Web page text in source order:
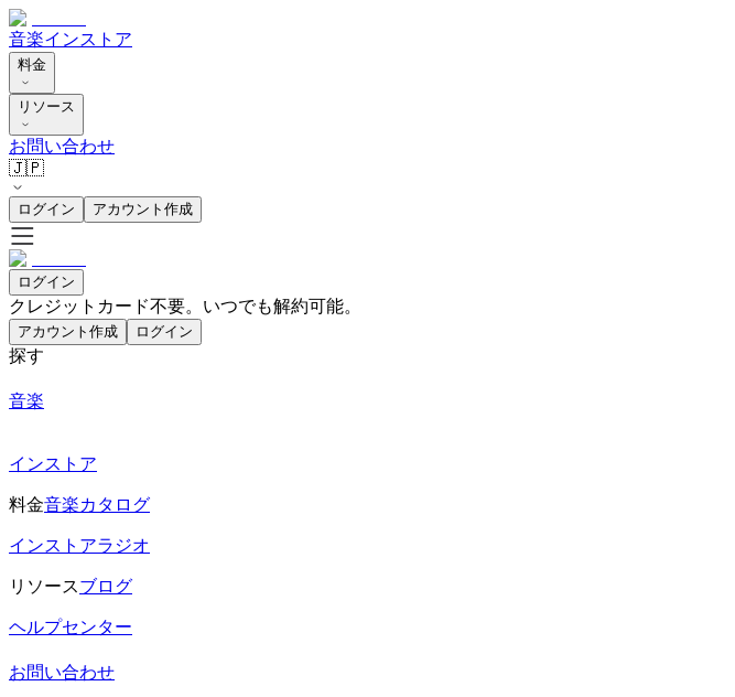
音楽インストア
料金
リソース
お問い合わせ
🇯🇵
ログイン アカウント作成
ログイン
クレジットカード不要。いつでも解約可能。
アカウント作成 ログイン
探す
音楽
インストア
料金音楽カタログ
インストアラジオ
リソースブログ
ヘルプセンター
お問い合わせ